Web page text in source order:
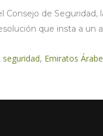
de
que insta a
, Emiratos